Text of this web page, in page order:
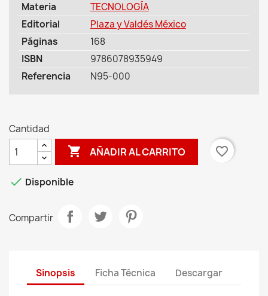
Materia
TECNOLOGÍA
Editorial
Plaza y Valdés México
Páginas
168
ISBN
9786078935949
Referencia
N95-000
Cantidad
 AÑADIR AL CARRITO favorite_border
 Disponible
Compartir
Sinopsis Ficha Técnica Descargar